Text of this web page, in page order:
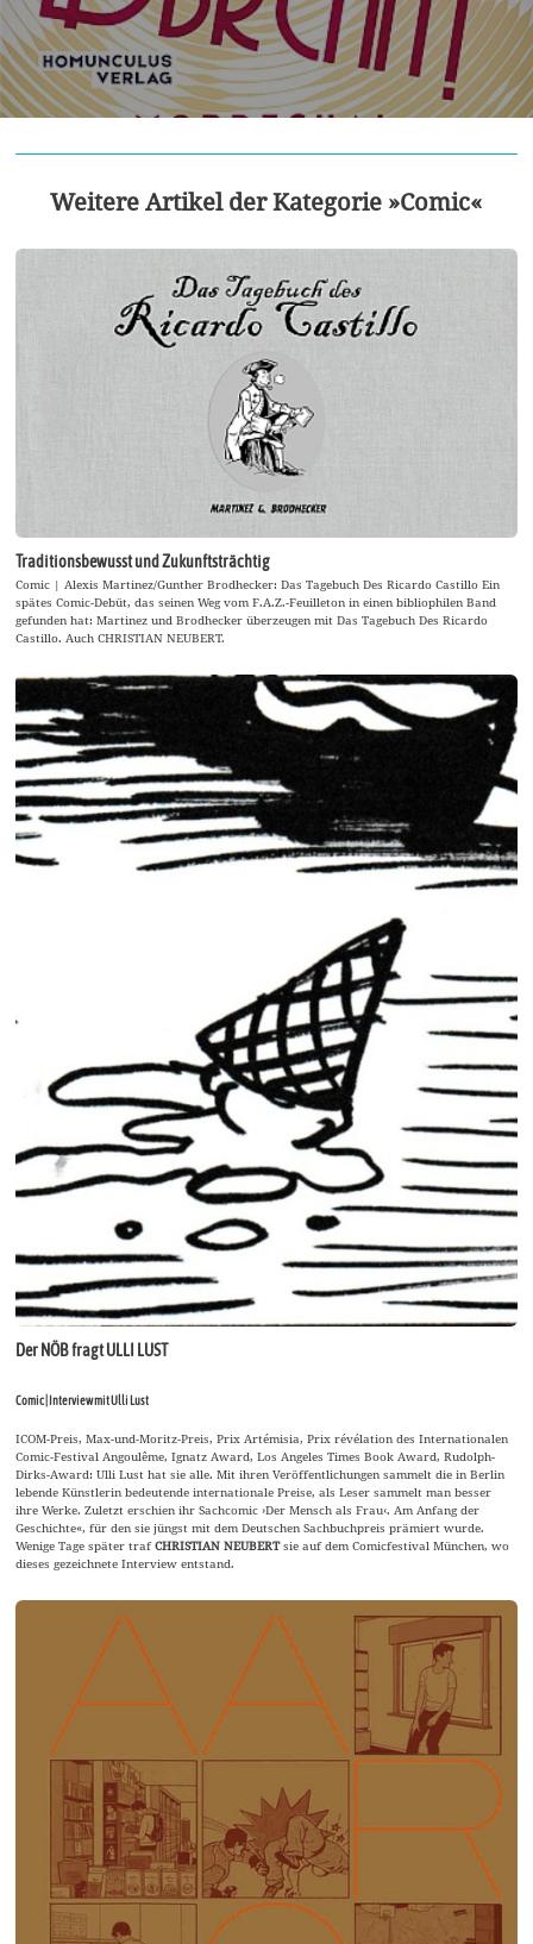
Weitere Artikel der Kategorie »Comic«
Traditionsbewusst und Zukunftsträchtig
Comic | Alexis Martinez/Gunther Brodhecker: Das Tagebuch Des Ricardo Castillo Ein
spätes Comic-Debüt, das seinen Weg vom F.A.Z.-Feuilleton in einen bibliophilen Band
gefunden hat: Martinez und Brodhecker überzeugen mit Das Tagebuch Des Ricardo
Castillo. Auch CHRISTIAN NEUBERT.
Der NÖB fragt ULLI LUST
Comic | Interview mit Ulli Lust
ICOM-Preis, Max-und-Moritz-Preis, Prix Artémisia, Prix révélation des Internationalen
Comic-Festival Angoulême, Ignatz Award, Los Angeles Times Book Award, Rudolph-
Dirks-Award: Ulli Lust hat sie alle. Mit ihren Veröffentlichungen sammelt die in Berlin
lebende Künstlerin bedeutende internationale Preise, als Leser sammelt man besser
ihre Werke. Zuletzt erschien ihr Sachcomic ›Der Mensch als Frau‹. Am Anfang der
Geschichte«, für den sie jüngst mit dem Deutschen Sachbuchpreis prämiert wurde.
Wenige Tage später trafCHRISTIAN NEUBERTsie auf dem Comicfestival München, wo
dieses gezeichnete Interview entstand.